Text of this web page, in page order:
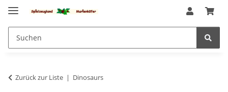
Zurück zur Liste Dinosaurs